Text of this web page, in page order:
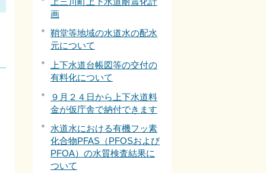
画
鞘堂等地域の水道水の配水
元について
上下水道台帳図等の交付の
有料化について
９月２４日から上下水道料
金が仮庁舎で納付できます
水道水における有機フッ素
化合物PFAS（PFOSおよび
PFOA）の水質検査結果に
ついて